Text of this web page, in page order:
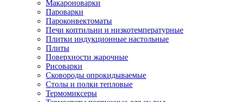
Макароноварки
Пароварки
Пароконвектоматы
Печи коптильни и низкотемпературные
Плитки индукционные настольные
Плиты
Поверхности жарочные
Рисоварки
Сковороды опрокидываемые
Столы и полки тепловые
Термомиксеры